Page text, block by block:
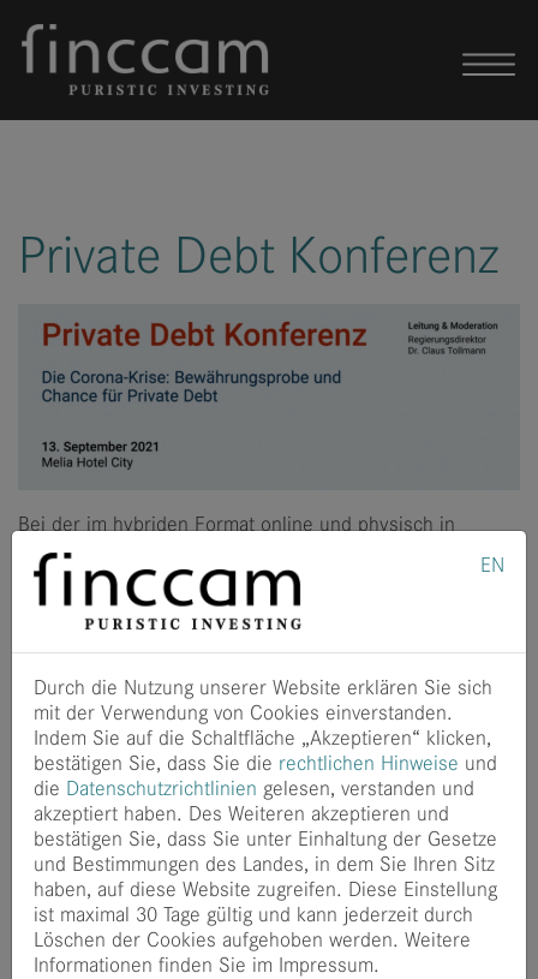
EN
Durch die Nutzung unserer Website erklären Sie sich
mit der Verwendung von Cookies einverstanden.
Indem Sie auf die Schaltfläche „Akzeptieren“ klicken,
bestätigen Sie, dass Sie die rechtlichen Hinweise und
die Datenschutzrichtlinien gelesen, verstanden und
akzeptiert haben. Des Weiteren akzeptieren und
bestätigen Sie, dass Sie unter Einhaltung der Gesetze
und Bestimmungen des Landes, in dem Sie Ihren Sitz
haben, auf diese Website zugreifen. Diese Einstellung
ist maximal 30 Tage gültig und kann jederzeit durch
Löschen der Cookies aufgehoben werden. Weitere
Informationen finden Sie im Impressum.
Private Debt Konferenz
Bei der im hybriden Format online und physisch in
Frankfurt abgehaltenen 4. Private Debt Konferenz unter
der Leitung von Regierungsdirektor Dr. Claus
Tollmann, konnten wir unsere Sicht zu Private Debt
einbringen.
Das Panel bestehend aus den Branchenvertretern Robert
Meyer zu Starten (Octane Capital), Hans-Jörg Baumann
(StepStone), Oliver D. Oswald (Rothschild & Co) und
Wolfgang Mader diskutierte zu den Renditetreibern von
Private Debt, zur Beimischung von Private Debt in
institutionellen Portfolios sowie zu
Rendite-/Risikocharakteristika und
Diversifikationseffekten im Portfoliokontext.
Herzlichen Dank an alle Konferenzteilnehmer für die
lebhafte Diskussion!
Veröffentlichtvor 5 Jahre